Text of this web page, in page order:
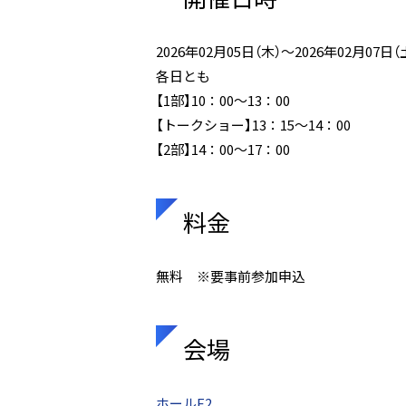
2026年02月05日（木）～2026年02月07日（
各日とも
【1部】10：00～13：00
【トークショー】13：15～14：00
【2部】14：00～17：00
料金
無料 ※要事前参加申込
会場